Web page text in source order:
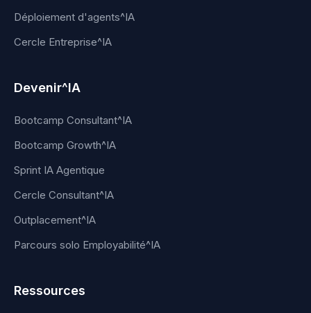
Déploiement d'agents^IA
Cercle Entreprise^IA
Devenir^IA
Bootcamp Consultant^IA
Bootcamp Growth^IA
Sprint IA Agentique
Cercle Consultant^IA
Outplacement^IA
Parcours solo Employabilité^IA
Ressources